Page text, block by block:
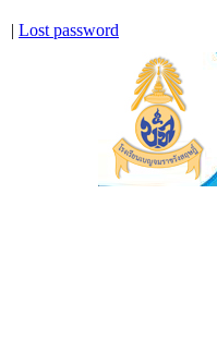
| Lost password